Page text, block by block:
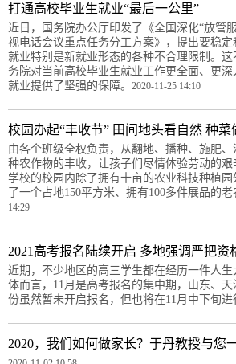
打通高校毕业生就业“最后一公里”
近日，国务院办公厅印发了《全国深化“放管
视电话会议重点任务分工方案》，提出要稳
就业特别是新就业形态的各种不合理限制。
务院对当前高校毕业生就业工作更全面、更
就业提供了坚强的保障。 2020-11-25 14:10
校园办起“丰收节” 田间地头看自然 种菜
由各个班级全权负责，从翻地、播种、施肥
种农作物的丰收，让孩子们尽情体验劳动的
学校的校园内除了拥有十亩的农业科技种植
了一个占地150平方米、拥有100多件展品的老
14:29
2021高考报名陆续开启 多地强调严把资
近期，不少地区的高三学生都在经历一件人
体而言，11月是高考报名的集中期，山东、
份虽然暂未开启报名，但也将在11月中下旬进
2020，我们如何做家长？于丹教授与您